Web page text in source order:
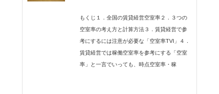
もくじ１．全国の賃貸経営空室率２．３つの
空室率の考え方と計算方法３．賃貸経営で参
考にするには注意が必要な「空室率TVI」４．
賃貸経営では稼働空室率を参考にする「空室
率」と一言でいっても、時点空室率・稼